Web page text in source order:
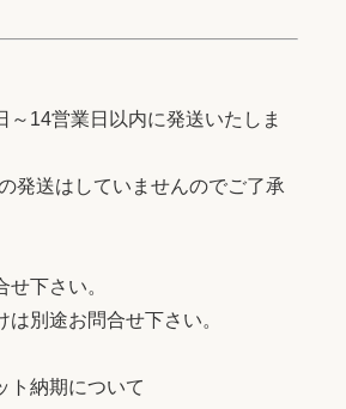
～14営業日以内に発送いたしま
発送はしていませんのでご了承
下さい。
別途お問合せ下さい。
ト納期について